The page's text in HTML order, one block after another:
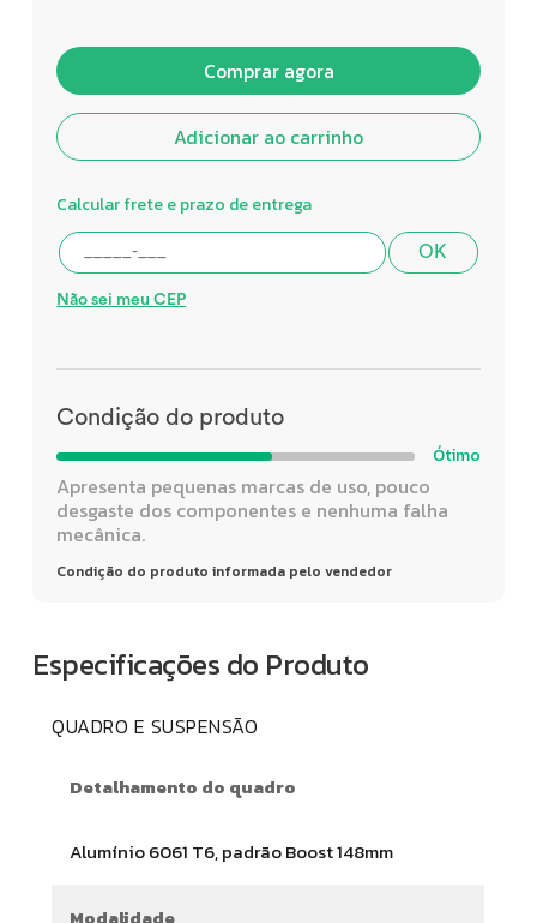
Comprar agora
Adicionar ao carrinho
Calcular frete e prazo de entrega
OK
Não sei meu CEP
Condição do produto
Ótimo
Apresenta pequenas marcas de uso, pouco
desgaste dos componentes e nenhuma falha
mecânica.
Condição do produto informada pelo vendedor
Especificações do Produto
QUADRO E SUSPENSÃO
Detalhamento do quadro
Alumínio 6061 T6, padrão Boost 148mm